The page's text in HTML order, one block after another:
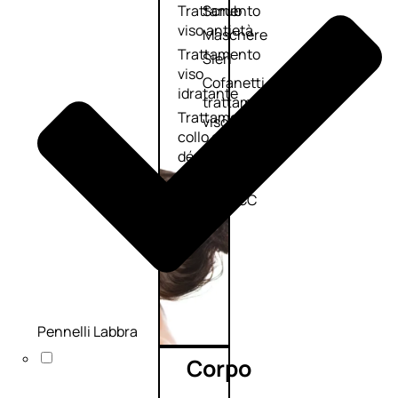
Trattamento
viso antietà
Trattamento
viso
idratante
Trattamento
collo e
décolleté
Trattamento
viso BB e CC
Scrub
Maschere
Sieri
Cofanetti
trattamento
viso
Corpo
Pennelli Labbra